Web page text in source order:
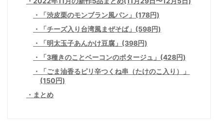
「渋皮栗のモンブラン風パン」(178円)
「チーズ入り台湾風まぜそば」(598円)
「明太玉子あんかけ豆腐」(398円)
「3種きのことベーコンのポタージュ」(428円)
「ごま油香るピリ辛つくね串（たけのこ入り）」
(150円)
まとめ